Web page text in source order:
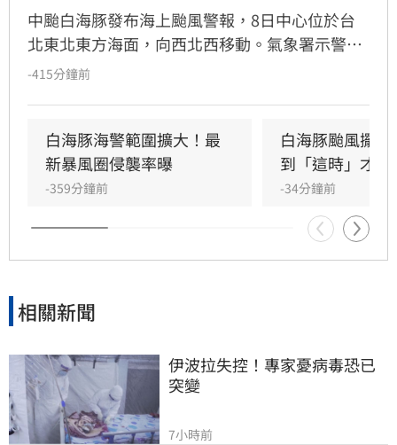
中颱白海豚發布海上颱風警報，8日中心位於台
北東北東方海面，向西北西移動。氣象署示警，
受颱風外圍環流影響，今明兩天北部及中部山區
醒今明兩日風雨最顯著，西半部降雨增多，桃園
以北及東北部留意強陣風。颱風預計10日晨登陸
浙江，強度將逐漸減弱為輕颱。颱風遠離後將引
進西南風，下週降雨熱區轉移至南部，特別是高
屏山區需慎防短延時強降雨。提醒民眾留意雷
擊、強陣風及山區坍方落石，低窪地區應防積
-415分鐘前
白海豚海警範圍擴大！最
新暴風圈侵襲率曝
-359分鐘前
白海豚颱風擺
到「這時」才趨
-34分鐘前
相關新聞
伊波拉失控！專家憂病毒恐已
突變
7小時前